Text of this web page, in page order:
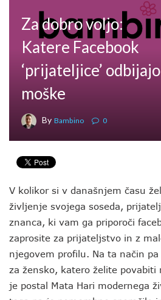
Za dobro voljo:
Katere Facebook
‘prijateljice’ odbijajo
moške
By Bambino 0
V kolikor si v današnjem času
življenje svojega soseda,
znanca, ki vam ga priporoči
zaprosite za prijateljstvo in z
njegovem profilu. Na ta način
za žensko, katero želite povabiti
je postal Mata Hari modernega